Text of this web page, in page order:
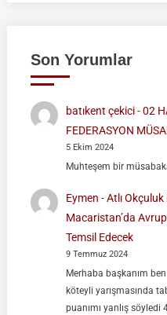
Son Yorumlar
batıkent çekici-02
FEDERASYON
5 Ekim 2024
Muhteşem bir
Eymen -Atlı Okçuluk
Macaristan’da
Temsil Edecek
9 Temmuz 2024
Merhaba başkanım
köteyli yarışmasında
puanımı yanlış söyledi